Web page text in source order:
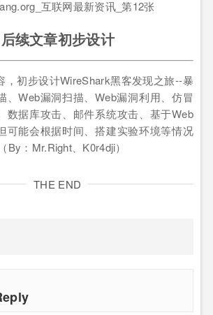
续文章初步设计
，初步设计WireShark黑客发现之旅--暴
、Web漏洞扫描、Web漏洞利用、仿冒
数据库攻击、邮件系统攻击、基于Web
可能会根据时间、搭建实验环境等情况
By：Mr.Right、K0r4dji）
THE END